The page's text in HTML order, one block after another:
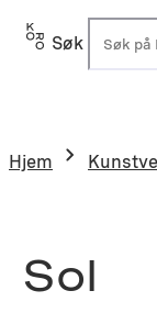
Hopp
Søk
Hjem
Sol